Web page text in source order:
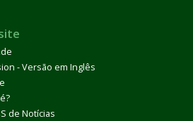
- Versão em Inglês
de Notícias